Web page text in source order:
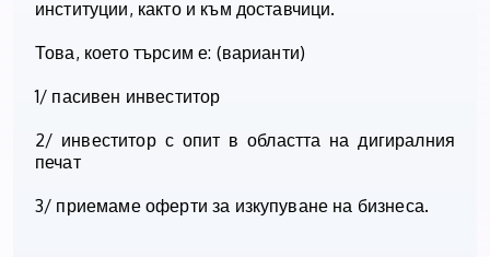
институции, както и към доставчици.
Това, което търсим е: (варианти)
1/ пасивен инвеститор
2/ инвеститор с опит в областта на дигиралния
печат
3/ приемаме оферти за изкупуване на бизнеса.